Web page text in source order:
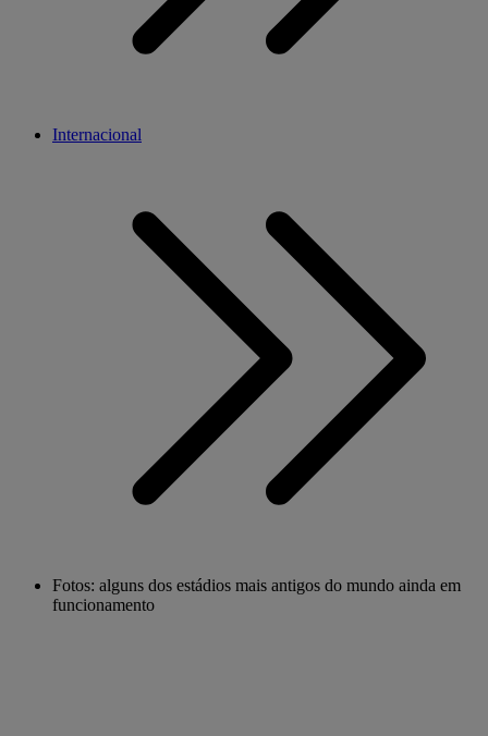
Internacional
Fotos: alguns dos estádios mais antigos do mundo ainda em
funcionamento